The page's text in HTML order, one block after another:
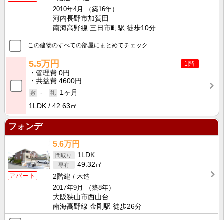
2010年4月
（築16年）
河内長野市加賀田
南海高野線 三日市町駅 徒歩10分
この建物のすべての部屋にまとめてチェック
1階
5.5万円
管理費 0円
共益費 4600円
-
1ヶ月
1LDK
42.63㎡
フォンデ
アパート
5.6万円
1LDK
49.32㎡
2階建
木造
2017年9月
（築8年）
大阪狭山市西山台
南海高野線 金剛駅 徒歩26分